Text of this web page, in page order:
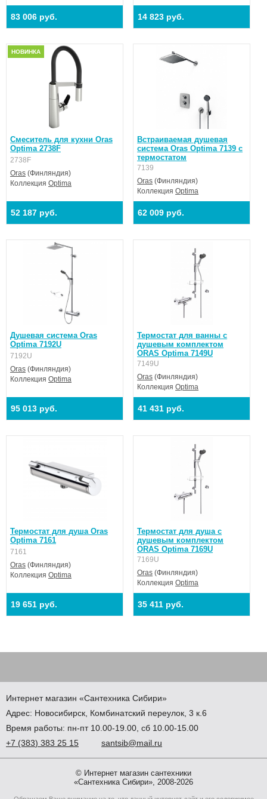
83 006 руб. 14 823 руб.
Смеситель для кухни Oras
Optima 2738F
2738F
Oras (Финляндия)
Коллекция Optima
52 187 руб.
НОВИНКА
Встраиваемая душевая
система Oras Optima 7139 с
термостатом
7139
Oras (Финляндия)
КоллекцияOptima
62 009 руб.
Душевая система Oras
Optima 7192U
7192U
Oras (Финляндия)
Коллекция Optima
95 013 руб.
Термостат для ванны с
душевым комплектом
ORAS Optima 7149U
7149U
Oras (Финляндия)
КоллекцияOptima
41 431 руб.
Термостат для душа Oras
Optima 7161
7161
Oras (Финляндия)
Коллекция Optima
19 651 руб.
Термостат для душа с
душевым комплектом
ORAS Optima 7169U
7169U
Oras (Финляндия)
КоллекцияOptima
35 411 руб.
Интернет магазин «Сантехника Сибири»
Адрес: Новосибирск Комбинатский переулок, 3 к.6
Время работы: пн-пт 10.00-19.00, сб 10.00-15.00
+7 (383) 383 25 15 santsib@mail.ru
© Интернет магазин сантехники
«Сантехника Сибири», 2008-2026